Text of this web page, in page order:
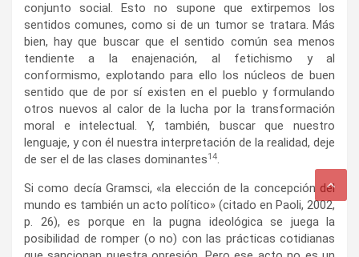
conjunto social. Esto no supone que extirpemos los
sentidos comunes, como si de un tumor se tratara. Más
bien, hay que buscar que el sentido común sea menos
tendiente a la enajenación, al fetichismo y al
conformismo, explotando para ello los núcleos de buen
sentido que de por sí existen en el pueblo y formulando
otros nuevos al calor de la lucha por la transformación
moral e intelectual. Y, también, buscar que nuestro
lenguaje, y con él nuestra interpretación de la realidad, deje
de ser el de las clases dominantes14.
Si como decía Gramsci, «la elección de la concepción del
mundo es también un acto político» (citado en Paoli, 2002,
p. 26), es porque en la pugna ideológica se juega la
posibilidad de romper (o no) con las prácticas cotidianas